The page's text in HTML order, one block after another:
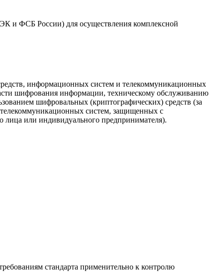
и ФСБ России) для осуществления комплексной
информационных систем и телекоммуникационных
шифрования информации, техническому обслуживанию
шифровальных (криптографических) средств (за
систем, защищенных с
лица или индивидуального предпринимателя).
стандарта применительно к контролю